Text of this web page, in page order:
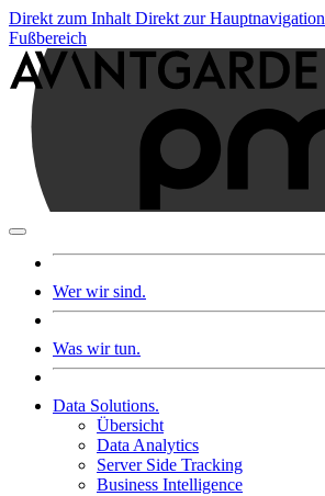
Direkt zum Inhalt Direkt zur Hauptnavigation
Fußbereich
Wer wir sind.
Was wir tun.
Data Solutions.
Übersicht
Data Analytics
Server Side Tracking
Business Intelligence